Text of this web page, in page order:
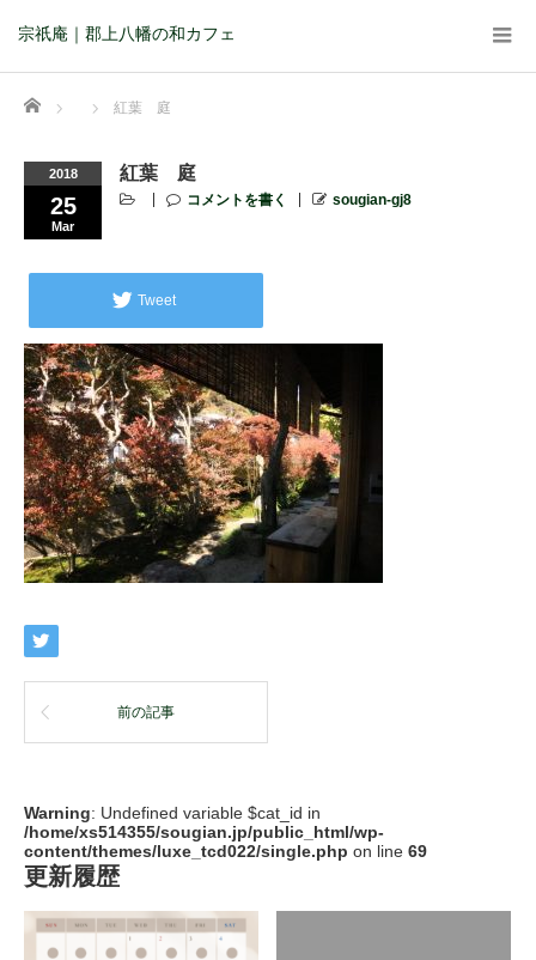
宗祇庵｜郡上八幡の和カフェ
Home 紅葉 庭
2018
25
Mar
紅葉 庭
コメントを書く sougian-gj8
Tweet
前の記事
Warning: Undefined variable $cat_id in
/home/xs514355/sougian.jp/public_html/wp-
content/themes/luxe_tcd022/single.php on line 69
更新履歴